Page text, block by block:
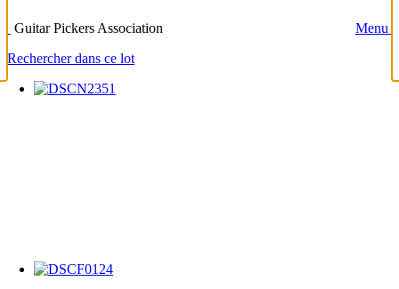
Guitar Pickers Association
Menu
Rechercher dans ce lot